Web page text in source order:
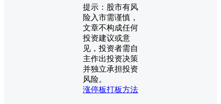
提示：股市有风
险入市需谨慎，
文章不构成任何
投资建议或意
见，投资者需自
主作出投资决策
并独立承担投资
风险。
涨停板打板方法